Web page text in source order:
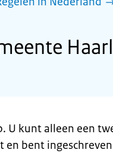
U kunt alleen een
en bent